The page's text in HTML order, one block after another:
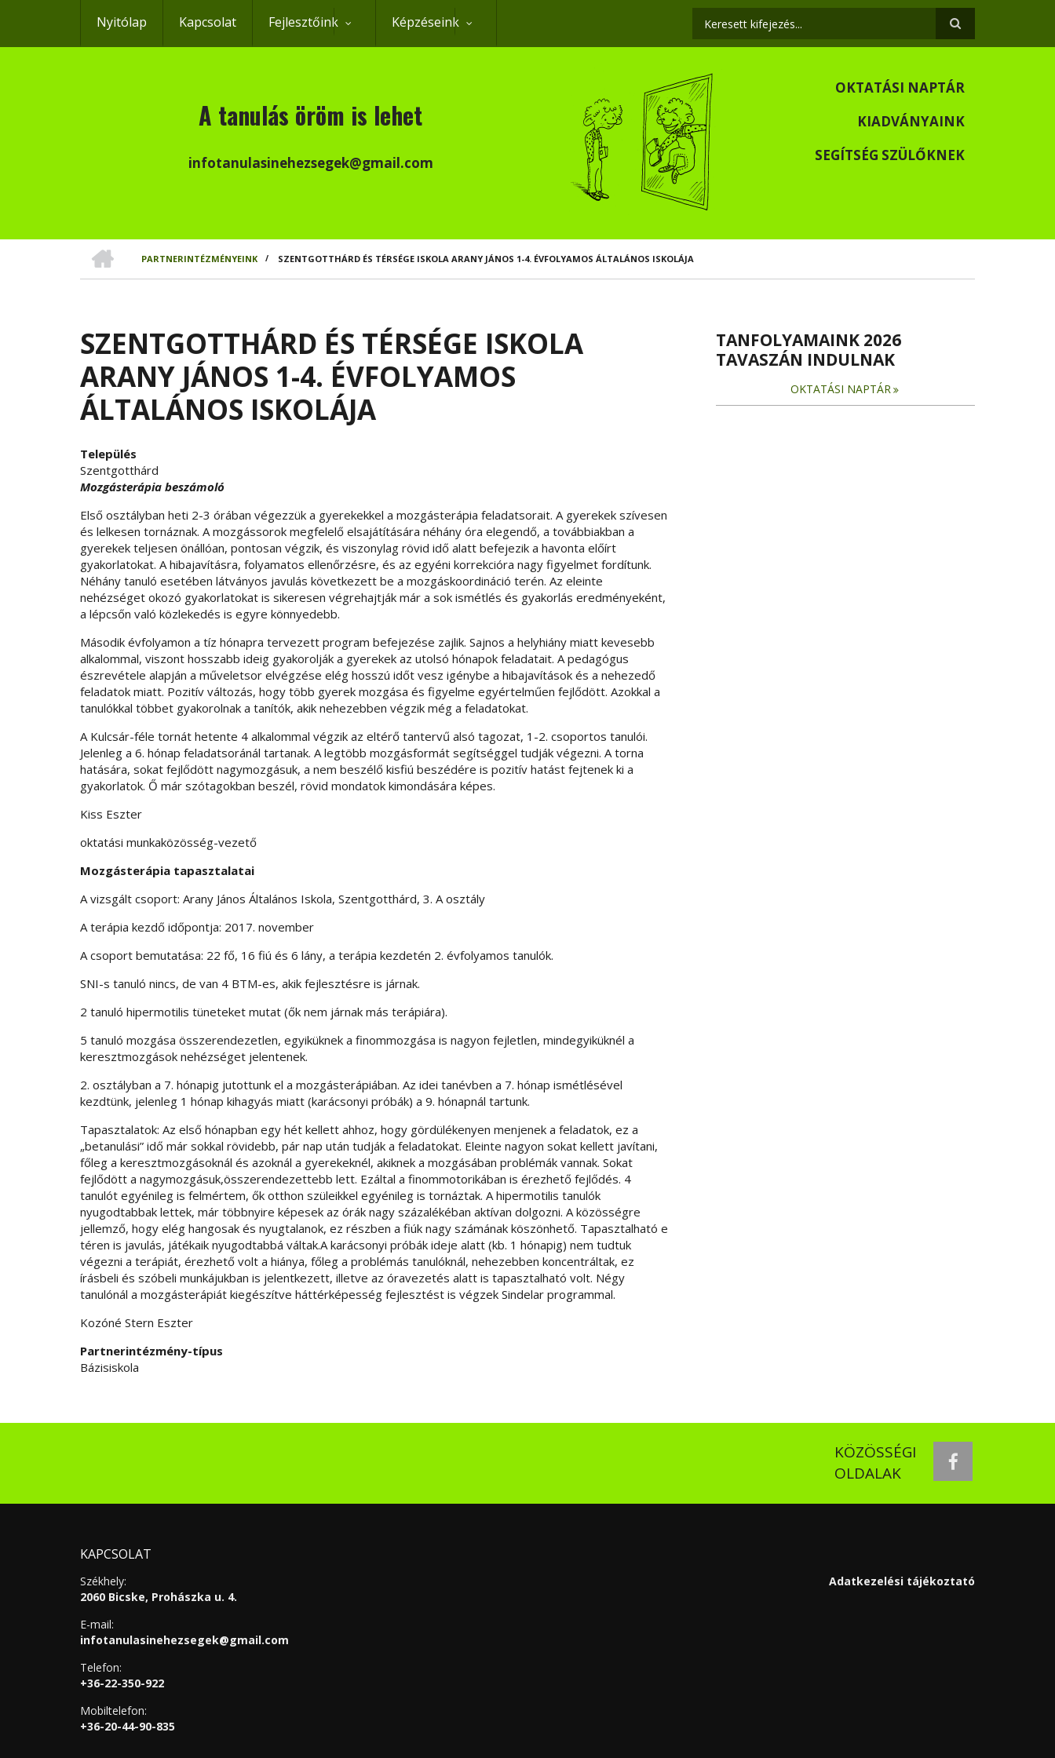
Nyitólap Kapcsolat Fejlesztőink Képzéseink
Keresés
A tanulás öröm is lehet
infotanulasinehezsegek@gmail.com
OKTATÁSI NAPTÁR
KIADVÁNYAINK
SEGÍTSÉG SZÜLŐKNEK
MORZSA
PARTNERINTÉZMÉNYEINK
/ SZENTGOTTHÁRD ÉS TÉRSÉGE ISKOLA ARANY JÁNOS 1-4. ÉVFOLYAMOS ÁLTALÁNOS ISKOLÁJA
SZENTGOTTHÁRD ÉS TÉRSÉGE ISKOLA
ARANY JÁNOS 1-4. ÉVFOLYAMOS
ÁLTALÁNOS ISKOLÁJA
Település
Szentgotthárd
Mozgásterápia beszámoló
Első osztályban heti 2-3 órában végezzük a gyerekekkel a mozgásterápia feladatsorait. A gyerekek szívesen
és lelkesen tornáznak. A mozgássorok megfelelő elsajátítására néhány óra elegendő, a továbbiakban a
gyerekek teljesen önállóan, pontosan végzik, és viszonylag rövid idő alatt befejezik a havonta előírt
gyakorlatokat. A hibajavításra, folyamatos ellenőrzésre, és az egyéni korrekcióra nagy figyelmet fordítunk.
Néhány tanuló esetében látványos javulás következett be a mozgáskoordináció terén. Az eleinte
nehézséget okozó gyakorlatokat is sikeresen végrehajtják már a sok ismétlés és gyakorlás eredményeként,
a lépcsőn való közlekedés is egyre könnyedebb.
Második évfolyamon a tíz hónapra tervezett program befejezése zajlik. Sajnos a helyhiány miatt kevesebb
alkalommal, viszont hosszabb ideig gyakorolják a gyerekek az utolsó hónapok feladatait. A pedagógus
észrevétele alapján a műveletsor elvégzése elég hosszú időt vesz igénybe a hibajavítások és a nehezedő
feladatok miatt. Pozitív változás, hogy több gyerek mozgása és figyelme egyértelműen fejlődött. Azokkal a
tanulókkal többet gyakorolnak a tanítók, akik nehezebben végzik még a feladatokat.
A Kulcsár-féle tornát hetente 4 alkalommal végzik az eltérő tantervű alsó tagozat, 1-2. csoportos tanulói.
Jelenleg a 6. hónap feladatsoránál tartanak. A legtöbb mozgásformát segítséggel tudják végezni. A torna
hatására, sokat fejlődött nagymozgásuk, a nem beszélő kisfiú beszédére is pozitív hatást fejtenek ki a
gyakorlatok. Ő már szótagokban beszél, rövid mondatok kimondására képes.
Kiss Eszter
oktatási munkaközösség-vezető
Mozgásterápia tapasztalatai
A vizsgált csoport: Arany János Általános Iskola, Szentgotthárd, 3. A osztály
A terápia kezdő időpontja: 2017. november
A csoport bemutatása: 22 fő, 16 fiú és 6 lány, a terápia kezdetén 2. évfolyamos tanulók.
SNI-s tanuló nincs, de van 4 BTM-es, akik fejlesztésre is járnak.
2 tanuló hipermotilis tüneteket mutat (ők nem járnak más terápiára).
5 tanuló mozgása összerendezetlen, egyiküknek a finommozgása is nagyon fejletlen, mindegyiküknél a
keresztmozgások nehézséget jelentenek.
2. osztályban a 7. hónapig jutottunk el a mozgásterápiában. Az idei tanévben a 7. hónap ismétlésével
kezdtünk, jelenleg 1 hónap kihagyás miatt (karácsonyi próbák) a 9. hónapnál tartunk.
Tapasztalatok: Az első hónapban egy hét kellett ahhoz, hogy gördülékenyen menjenek a feladatok, ez a
„betanulási” idő már sokkal rövidebb, pár nap után tudják a feladatokat. Eleinte nagyon sokat kellett javítani,
főleg a keresztmozgásoknál és azoknál a gyerekeknél, akiknek a mozgásában problémák vannak. Sokat
fejlődött a nagymozgásuk,összerendezettebb lett. Ezáltal a finommotorikában is érezhető fejlődés. 4
tanulót egyénileg is felmértem, ők otthon szüleikkel egyénileg is tornáztak. A hipermotilis tanulók
nyugodtabbak lettek, már többnyire képesek az órák nagy százalékéban aktívan dolgozni. A közösségre
jellemző, hogy elég hangosak és nyugtalanok, ez részben a fiúk nagy számának köszönhető. Tapasztalható e
téren is javulás, játékaik nyugodtabbá váltak.A karácsonyi próbák ideje alatt (kb. 1 hónapig) nem tudtuk
végezni a terápiát, érezhető volt a hiánya, főleg a problémás tanulóknál, nehezebben koncentráltak, ez
írásbeli és szóbeli munkájukban is jelentkezett, illetve az óravezetés alatt is tapasztalható volt. Négy
tanulónál a mozgásterápiát kiegészítve háttérképesség fejlesztést is végzek Sindelar programmal.
Kozóné Stern Eszter
Partnerintézmény-típus
Bázisiskola
TANFOLYAMAINK 2026
TAVASZÁN INDULNAK
OKTATÁSI NAPTÁR
KÖZÖSSÉGI
OLDALAK
facebook
KAPCSOLAT
Adatkezelési tájékoztató
Székhely:
2060 Bicske, Prohászka u. 4.
E-mail:
infotanulasinehezsegek@gmail.com
Telefon:
+36-22-350-922
Mobiltelefon:
+36-20-44-90-835